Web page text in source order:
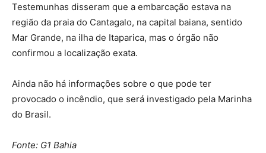
Testemunhas disseram que a embarcação estava na
região da praia do Cantagalo, na capital baiana, sentido
Mar Grande, na ilha de Itaparica, mas o órgão não
confirmou a localização exata.
Ainda não há informações sobre o que pode ter
provocado o incêndio, que será investigado pela Marinha
do Brasil.
Fonte: G1 Bahia